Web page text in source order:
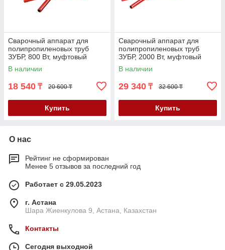
Сварочный аппарат для
полипропиленовых труб
ЗУБР, 800 Вт, муфтовый
(раструбный), мечевидный
(АСТ-800)
В наличии
18 540 ₸ 20 600 ₸
Купить
Сварочный аппарат для
полипропиленовых труб
ЗУБР, 2000 Вт, муфтовый
(раструбный), мечевидный
(АСТ-2000)
В наличии
29 340 ₸ 32 600 ₸
Купить
О нас
Рейтинг не сформирован
Менее 5 отзывов за последний год
Работает с 29.05.2023
г. Астана
Шара Жиенкулова 9, Астана, Казахстан
Контакты
Сегодня выходной